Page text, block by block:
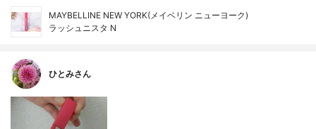
MAYBELLINE NEW YORK(メイベリン ニューヨーク)
ラッシュニスタ N
ひとみさん